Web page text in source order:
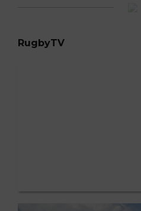
RugbyTV